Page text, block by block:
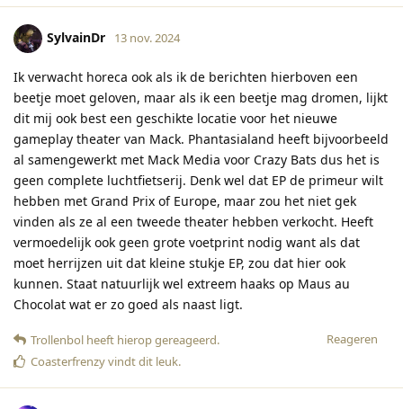
SylvainDr 13 nov. 2024
Ik verwacht horeca ook als ik de berichten hierboven een
beetje moet geloven, maar als ik een beetje mag dromen, lijkt
dit mij ook best een geschikte locatie voor het nieuwe
gameplay theater van Mack. Phantasialand heeft bijvoorbeeld
al samengewerkt met Mack Media voor Crazy Bats dus het is
geen complete luchtfietserij. Denk wel dat EP de primeur wilt
hebben met Grand Prix of Europe, maar zou het niet gek
vinden als ze al een tweede theater hebben verkocht. Heeft
vermoedelijk ook geen grote voetprint nodig want als dat
moet herrijzen uit dat kleine stukje EP, zou dat hier ook
kunnen. Staat natuurlijk wel extreem haaks op Maus au
Chocolat wat er zo goed als naast ligt.
Reageren
Trollenbol heeft hierop gereageerd.
Coasterfrenzyvindt dit leuk.